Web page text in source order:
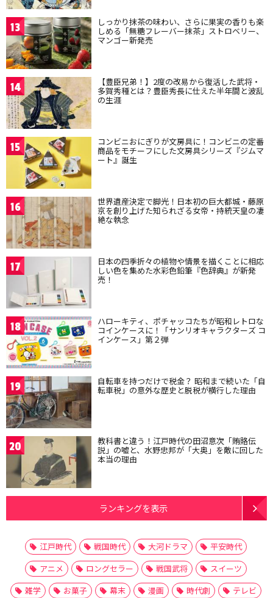
13 しっかり抹茶の味わい、さらに果実の香りも楽
しめる「無糖フレーバー抹茶」ストロベリー、
マンゴー新発売
14 【豊臣兄弟！】2度の改易から復活した武将・
多賀秀種とは？豊臣秀長に仕えた半年間と波乱
の生涯
15 コンビニおにぎりが文房具に！コンビニの定番
商品をモチーフにした文房具シリーズ『ジムマ
ート』誕生
16 世界遺産決定で脚光！日本初の巨大都城・藤原
京を創り上げた知られざる女帝・持統天皇の凄
絶な執念
17 日本の四季折々の植物や情景を描くことに相応
しい色を集めた水彩色鉛筆『色辞典』が新発
売！
18 ハローキティ、ポチャッコたちが昭和レトロな
コインケースに！「サンリオキャラクターズ コ
インケース」第２弾
19 自転車を持つだけで税金？ 昭和まで続いた「自
転車税」の意外な歴史と脱税が横行した理由
20 教科書と違う！江戸時代の田沼意次「賄賂伝
説」の嘘と、水野忠邦が「大奥」を敵に回した
本当の理由
ランキングを表示
江戸時代 戦国時代 大河ドラマ
平安時代
アニメ
ロングセラー 戦国武将
スイーツ
雑学
お菓子 幕末 漫画 時代劇
テレビ